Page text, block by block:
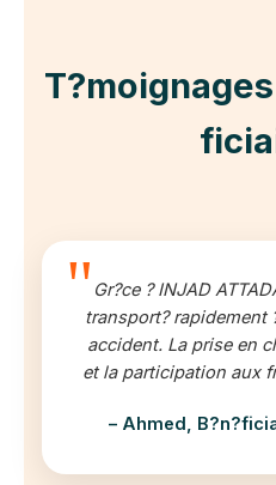
Gr?ce ? INJAD
transport? rapidement
accident. La prise en
et la participation aux
– Ahmed,